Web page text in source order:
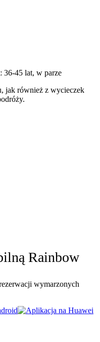
36-45 lat, w parze
jak również z wycieczek
Rainbow
wymarzonych